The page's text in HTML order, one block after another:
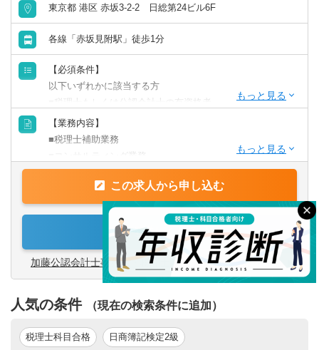
東京都 港区 赤坂3-2-2 日総第24ビル6F
各線「赤坂見附駅」徒歩1分
【必須条件】
以下いずれかに該当する方
■税理士もしくは公認会計士の有資格者
■科目合格者(3科目以上)、会計士試験合格者
■USCPA
【歓迎条件】
■中国語ができる方
■マネージメント経験のある方
【求める人物像】
■協調性のある方
【業務内容】
■税理士補助業務
■コンサルティング業務
■月次データ入力・チェック
■決算業務、税務申告
■会計・税務相談 ・事業承継、不動産取得に係る税務相談
■不動産SPC等 ・中国上場企業(在日子会社)の業務や、非居
住者(中華系)向会計サービス
【クライアント】
6割が中国系の企業、4割が日本の企業となっており、特に
中国系の企業がクライアントとしては多いですが、語学力
この求人から申し込む
求人を詳しく見る
加藤公認会計士事務所・税理士事務所 の求人一覧を見る
人気の条件 （現在の検索条件に追加）
税理士科目合格 日商簿記検定2級